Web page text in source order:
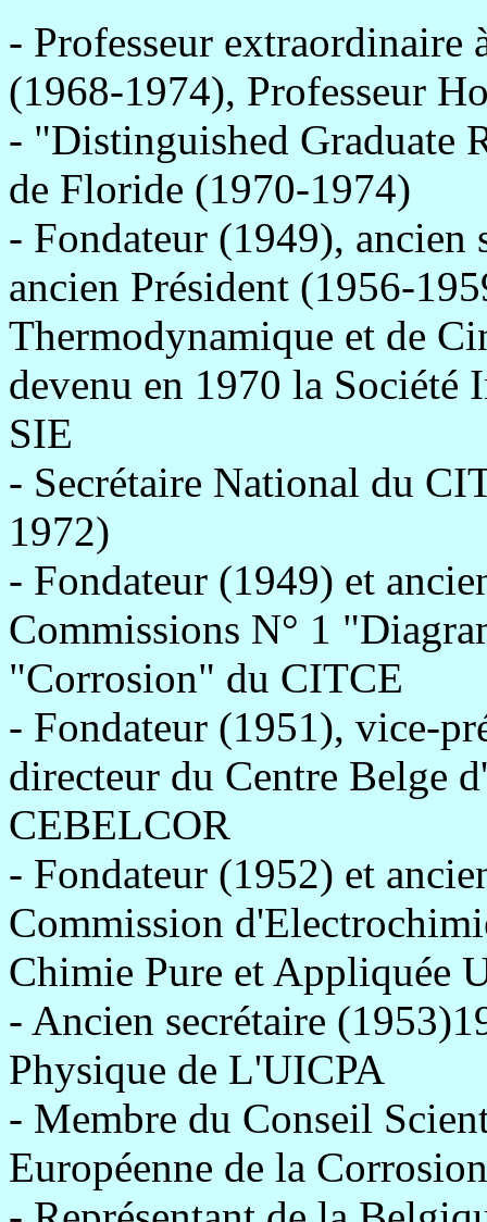
- Professeur
(1968-1974), Professeur
- "Distinguished Graduate
de Floride (1970-1974)
- Fondateur (1949), ancien
ancien Président (1956-
Thermodynamique et de
devenu en 1970 la
SIE
- Secrétaire National du
1972)
- Fondateur (1949) et
Commissions N° 1
"Corrosion" du CITCE
- Fondateur (1951), vice-
directeur du Centre Belge
CEBELCOR
- Fondateur (1952) et
Commission
Chimie Pure et Appliquée
- Ancien secrétaire
Physique de L'UICPA
- Membre du Conseil
Européenne de la